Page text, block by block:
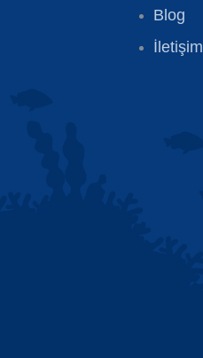
Blog
İletişim